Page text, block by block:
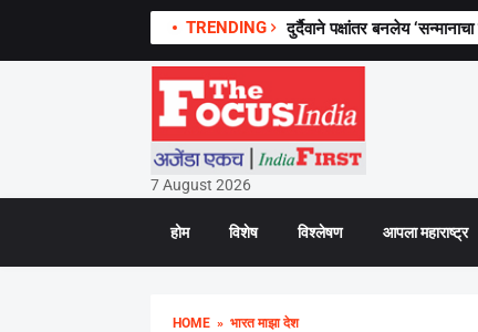
TRENDING दुर्दैवाने पक्षांतर बनलेय ‘सन्मानाचा
7 August 2026
होम विशेष विश्लेषण आपला महाराष्ट्र
HOME» भारत माझा देश